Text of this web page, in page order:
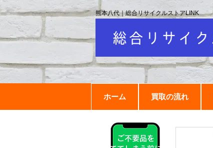
ホーム 買取の流れ
熊本八代｜総合リサイクルストアLINK
ご不要品を